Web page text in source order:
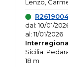
Lenzo,
dal: 10/01/
al: 11/01/2026
Sicilia:
18 m